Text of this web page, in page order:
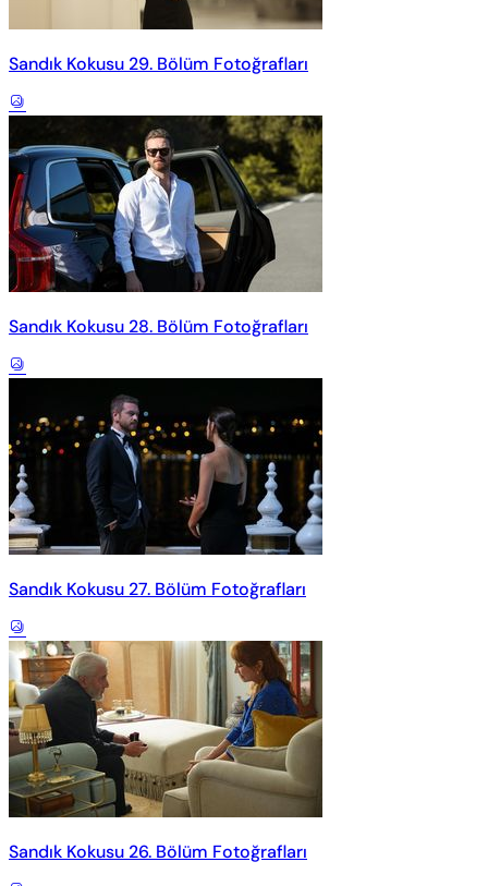
Sandık Kokusu 29. Bölüm Fotoğrafları
Sandık Kokusu 28. Bölüm Fotoğrafları
Sandık Kokusu 27. Bölüm Fotoğrafları
Sandık Kokusu 26. Bölüm Fotoğrafları